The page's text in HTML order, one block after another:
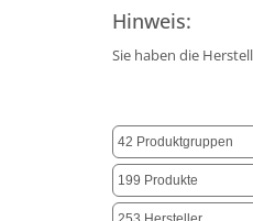
Hinweis:
Sie haben die